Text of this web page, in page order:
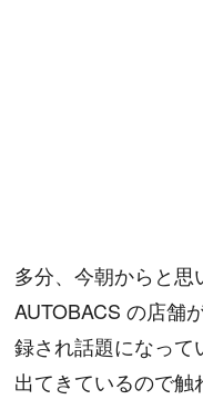
多分、今朝からと
AUTOBACS の店舗
録され話題になっ
出てきているので触